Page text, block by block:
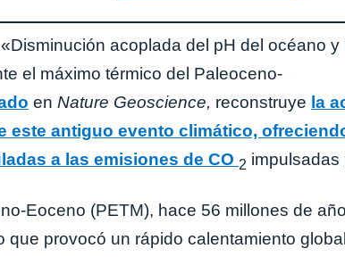
«Disminución acoplada del pH del océano
el máximo térmico del Paleoceno-
en Nature Geoscience, reconstruye la
este antiguo evento climático,
a las emisiones de CO 2 impulsadas
Eoceno (PETM), hace 56 millones de
provocó un rápido calentamiento